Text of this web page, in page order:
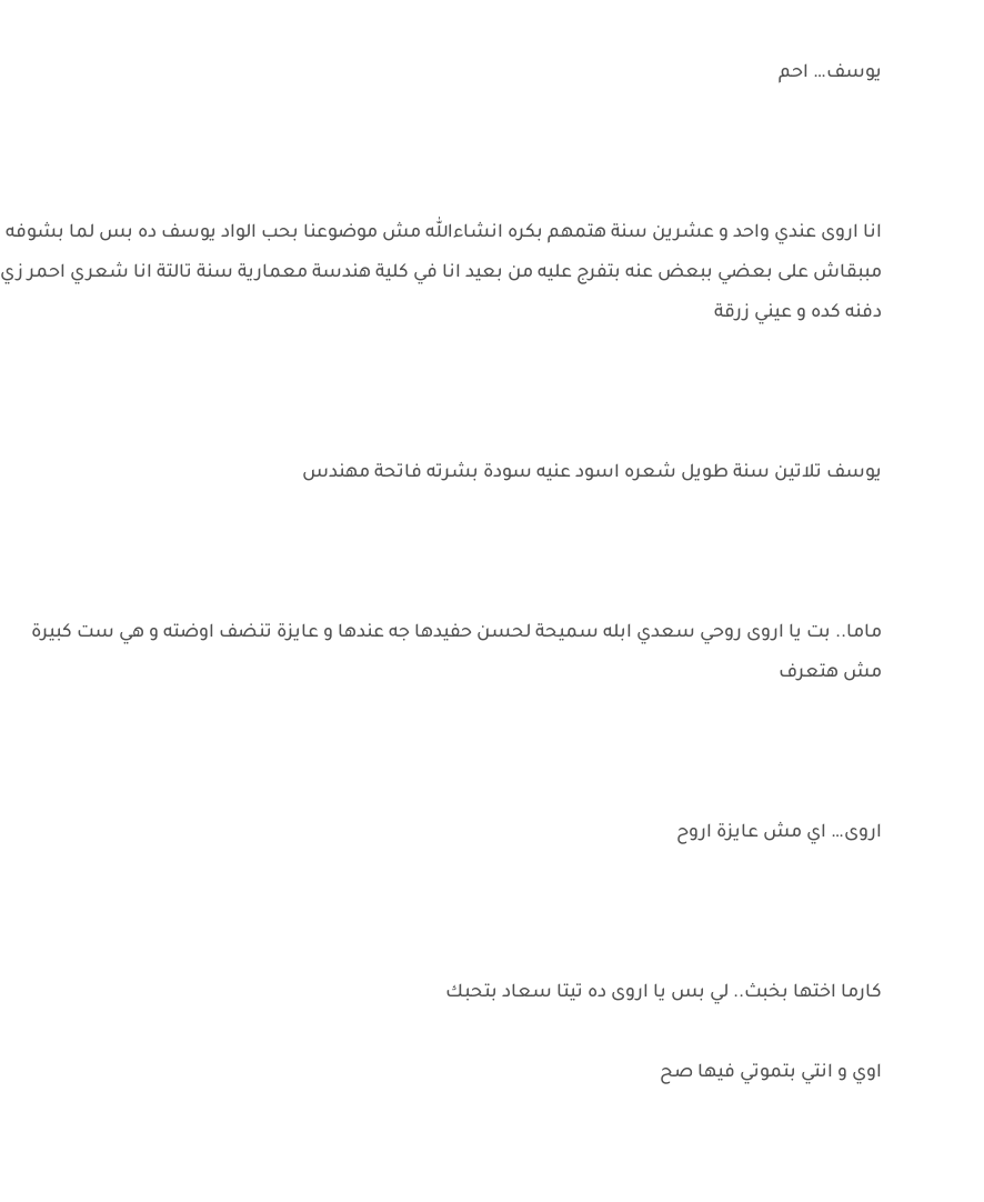
يوسف… احم
انا اروى عندي واحد و عشرين سنة هتمهم بكره انشاءالله مش موضوعنا بحب الواد يوسف ده بس لما بشوفه
مببقاش على بعضي ببعض عنه بتفرج عليه من بعيد انا في كلية هندسة معمارية سنة تالتة انا شعري احمر زي
دفنه كده و عيني زرقة
يوسف تلاتين سنة طويل شعره اسود عنيه سودة بشرته فاتحة مهندس
ماما.. بت يا اروى روحي سعدي ابله سميحة لحسن حفيدها جه عندها و عايزة تنضف اوضته و هي ست كبيرة
مش هتعرف
اروى… اي مش عايزة اروح
كارما اختها بخبث.. لي بس يا اروى ده تيتا سعاد بتحبك
اوي و انتي بتموتي فيها صح